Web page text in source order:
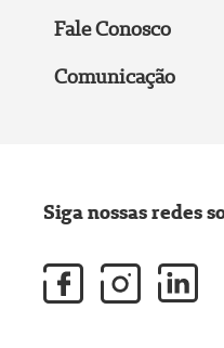
Fale Conosco
Comunicação
Siga nossas redes